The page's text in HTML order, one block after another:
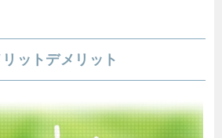
ットデメリット